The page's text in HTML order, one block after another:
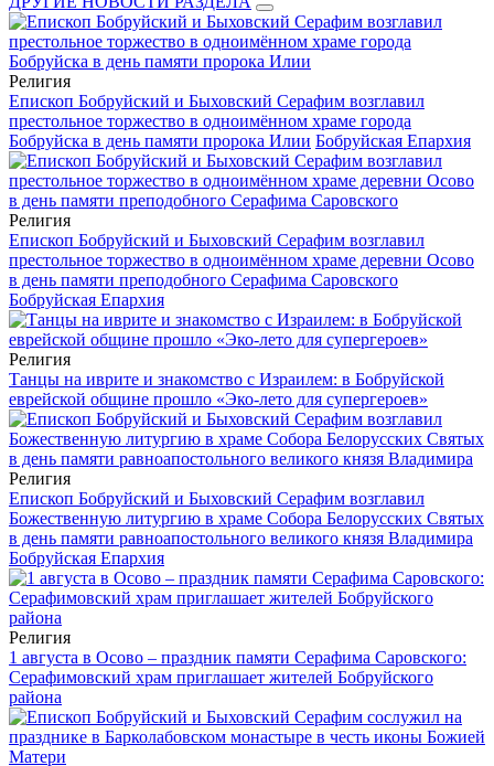
Религия
Епископ Бобруйский и Быховский Серафим возглавил
престольное торжество в одноимённом храме города
Бобруйска в день памяти пророка Илии Бобруйская Епархия
Религия
Епископ Бобруйский и Быховский Серафим возглавил
престольное торжество в одноимённом храме деревни Осово
в день памяти преподобного Серафима Саровского
Бобруйская Епархия
Религия
Танцы на иврите и знакомство с Израилем: в Бобруйской
еврейской общине прошло «Эко-лето для супергероев»
Религия
Епископ Бобруйский и Быховский Серафим возглавил
Божественную литургию в храме Собора Белорусских Святых
в день памяти равноапостольного великого князя Владимира
Бобруйская Епархия
Религия
1 августа в Осово – праздник памяти Серафима Саровского:
Серафимовский храм приглашает жителей Бобруйского
района